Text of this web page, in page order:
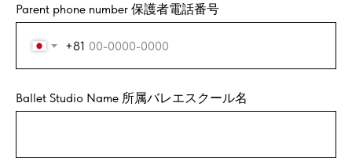
Parent phone number 保護者電話番号
+81
Ballet Studio Name 所属バレエスクール名